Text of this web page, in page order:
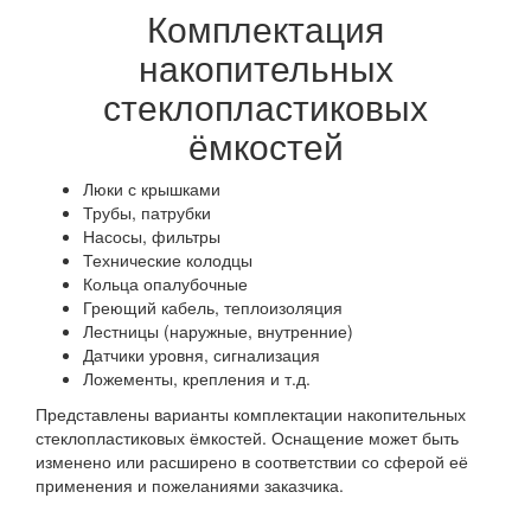
Комплектация
накопительных
стеклопластиковых
ёмкостей
Люки с крышками
Трубы, патрубки
Насосы, фильтры
Технические колодцы
Кольца опалубочные
Греющий кабель, теплоизоляция
Лестницы (наружные, внутренние)
Датчики уровня, сигнализация
Ложементы, крепления и т.д.
Представлены варианты комплектации накопительных
стеклопластиковых ёмкостей. Оснащение может быть
изменено или расширено в соответствии со сферой её
применения и пожеланиями заказчика.